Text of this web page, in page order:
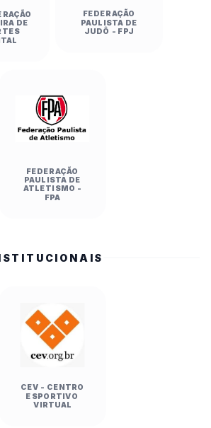
DE
FEDERAÇÃO
PAULISTA DE
JUDÔ - FPJ
FEDERAÇÃO
PAULISTA DE
ATLETISMO -
FPA
CEV - CENTRO
ESPORTIVO
VIRTUAL